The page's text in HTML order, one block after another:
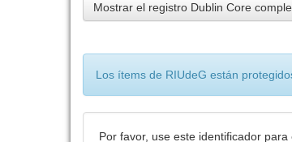
Mostrar el registro Dublin Core
Los ítems de RIUdeG están
Por favor, use este identificador